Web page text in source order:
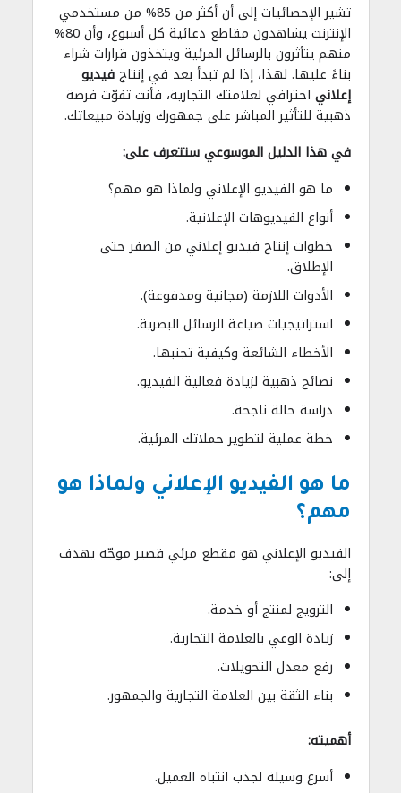
تشير الإحصائيات إلى أن أكثر من 85% من مستخدمي
الإنترنت يشاهدون مقاطع دعائية كل أسبوع، وأن 80%
منهم يتأثرون بالرسائل المرئية ويتخذون قرارات شراء
بناءً عليها. لهذا، إذا لم تبدأ بعد في إنتاجفيديو
إعلاني احترافي لعلامتك التجارية، فأنت تفوّت فرصة
ذهبية للتأثير المباشر على جمهورك وزيادة مبيعاتك.
في هذا الدليل الموسوعي ستتعرف على:
ما هو الفيديو الإعلاني ولماذا هو مهم؟
أنواع الفيديوهات الإعلانية.
خطوات إنتاج فيديو إعلاني من الصفر حتى
الإطلاق.
الأدوات اللازمة (مجانية ومدفوعة).
استراتيجيات صياغة الرسائل البصرية.
الأخطاء الشائعة وكيفية تجنبها.
نصائح ذهبية لزيادة فعالية الفيديو.
دراسة حالة ناجحة.
خطة عملية لتطوير حملاتك المرئية.
ما هو الفيديو الإعلاني ولماذا هو
مهم؟
الفيديو الإعلاني هو مقطع مرئي قصير موجّه يهدف
إلى:
الترويج لمنتج أو خدمة.
زيادة الوعي بالعلامة التجارية.
رفع معدل التحويلات.
بناء الثقة بين العلامة التجارية والجمهور.
أهميته:
أسرع وسيلة لجذب انتباه العميل.